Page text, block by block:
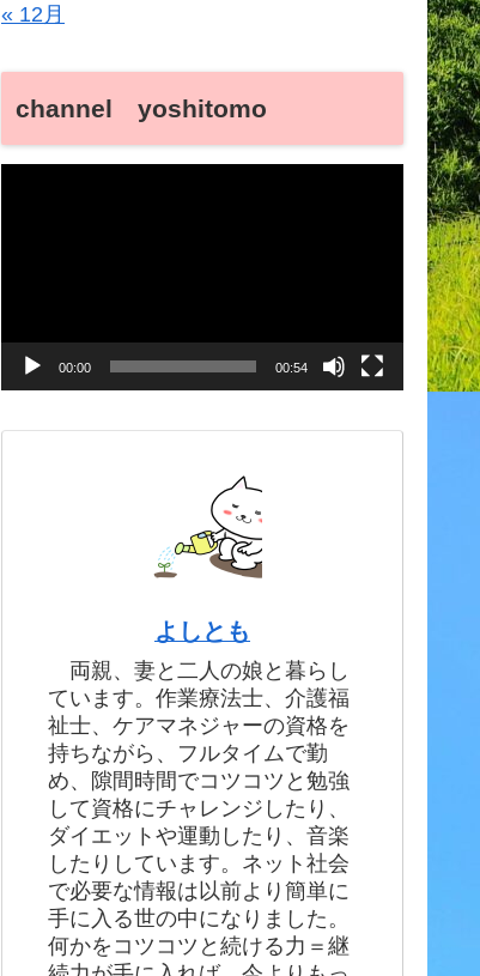
« 12月
channel yoshitomo
00:00 00:54
よしとも
両親、妻と二人の娘と暮らし
ています。作業療法士、介護福
祉士、ケアマネジャーの資格を
持ちながら、フルタイムで勤
め、隙間時間でコツコツと勉強
して資格にチャレンジしたり、
ダイエットや運動したり、音楽
したりしています。ネット社会
で必要な情報は以前より簡単に
手に入る世の中になりました。
何かをコツコツと続ける力＝継